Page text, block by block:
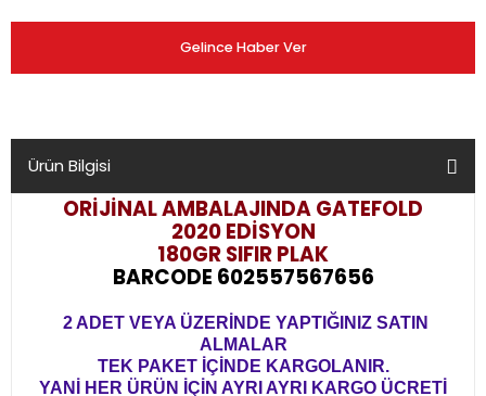
Gelince Haber Ver
Ürün Bilgisi
ORİJİNAL AMBALAJINDA GATEFOLD
2020 EDİSYON
180GR SIFIR PLAK
BARCODE 602557567656
2 ADET VEYA ÜZERİNDE YAPTIĞINIZ SATIN
ALMALAR
TEK PAKET İÇİNDE KARGOLANIR.
YANİ HER ÜRÜN İÇİN AYRI AYRI KARGO ÜCRETİ